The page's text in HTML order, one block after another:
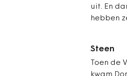
uit. En
hebben
Steen
Toen de